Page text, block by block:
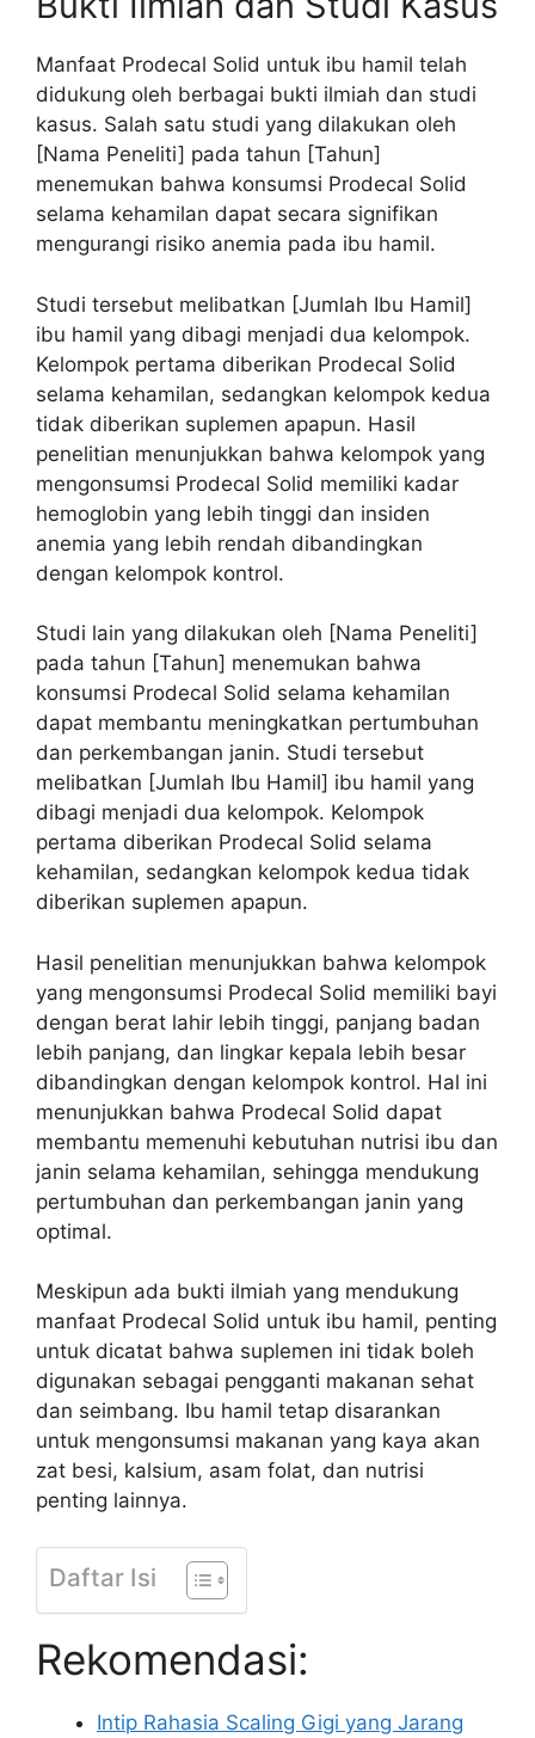
Manfaat Prodecal Solid untuk ibu hamil telah
didukung oleh berbagai bukti ilmiah dan studi
kasus. Salah satu studi yang dilakukan oleh
[Nama Peneliti] pada tahun [Tahun]
menemukan bahwa konsumsi Prodecal Solid
selama kehamilan dapat secara signifikan
mengurangi risiko anemia pada ibu hamil.
Studi tersebut melibatkan [Jumlah Ibu Hamil]
ibu hamil yang dibagi menjadi dua kelompok.
Kelompok pertama diberikan Prodecal Solid
selama kehamilan, sedangkan kelompok kedua
tidak diberikan suplemen apapun. Hasil
penelitian menunjukkan bahwa kelompok yang
mengonsumsi Prodecal Solid memiliki kadar
hemoglobin yang lebih tinggi dan insiden
anemia yang lebih rendah dibandingkan
dengan kelompok kontrol.
Studi lain yang dilakukan oleh [Nama Peneliti]
pada tahun [Tahun] menemukan bahwa
konsumsi Prodecal Solid selama kehamilan
dapat membantu meningkatkan pertumbuhan
dan perkembangan janin. Studi tersebut
melibatkan [Jumlah Ibu Hamil] ibu hamil yang
dibagi menjadi dua kelompok. Kelompok
pertama diberikan Prodecal Solid selama
kehamilan, sedangkan kelompok kedua tidak
diberikan suplemen apapun.
Hasil penelitian menunjukkan bahwa kelompok
yang mengonsumsi Prodecal Solid memiliki bayi
dengan berat lahir lebih tinggi, panjang badan
lebih panjang, dan lingkar kepala lebih besar
dibandingkan dengan kelompok kontrol. Hal ini
menunjukkan bahwa Prodecal Solid dapat
membantu memenuhi kebutuhan nutrisi ibu dan
janin selama kehamilan, sehingga mendukung
pertumbuhan dan perkembangan janin yang
optimal.
Meskipun ada bukti ilmiah yang mendukung
manfaat Prodecal Solid untuk ibu hamil, penting
untuk dicatat bahwa suplemen ini tidak boleh
digunakan sebagai pengganti makanan sehat
dan seimbang. Ibu hamil tetap disarankan
untuk mengonsumsi makanan yang kaya akan
zat besi, kalsium, asam folat, dan nutrisi
penting lainnya.
Daftar Isi
Rekomendasi:
Intip Rahasia Scaling Gigi yang Jarang